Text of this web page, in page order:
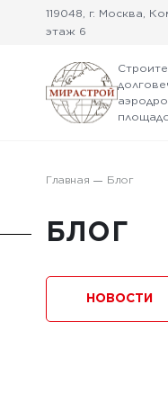
119048, г. Москва,
этаж 6
Главная Блог
БЛОГ
НОВОСТИ